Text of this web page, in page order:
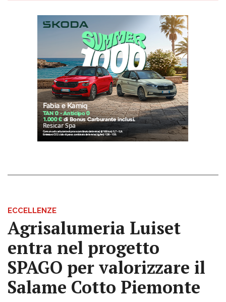
ECCELLENZE
Agrisalumeria Luiset
entra nel progetto
SPAGO per valorizzare il
Salame Cotto Piemonte